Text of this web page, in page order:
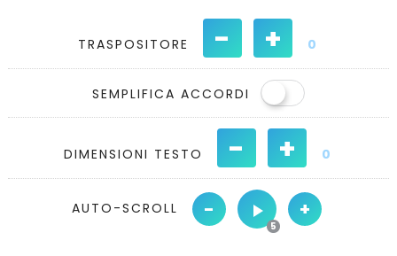
TRASPOSITORE - + 0
SEMPLIFICA ACCORDI
DIMENSIONI TESTO - + 0
AUTO-SCROLL - +